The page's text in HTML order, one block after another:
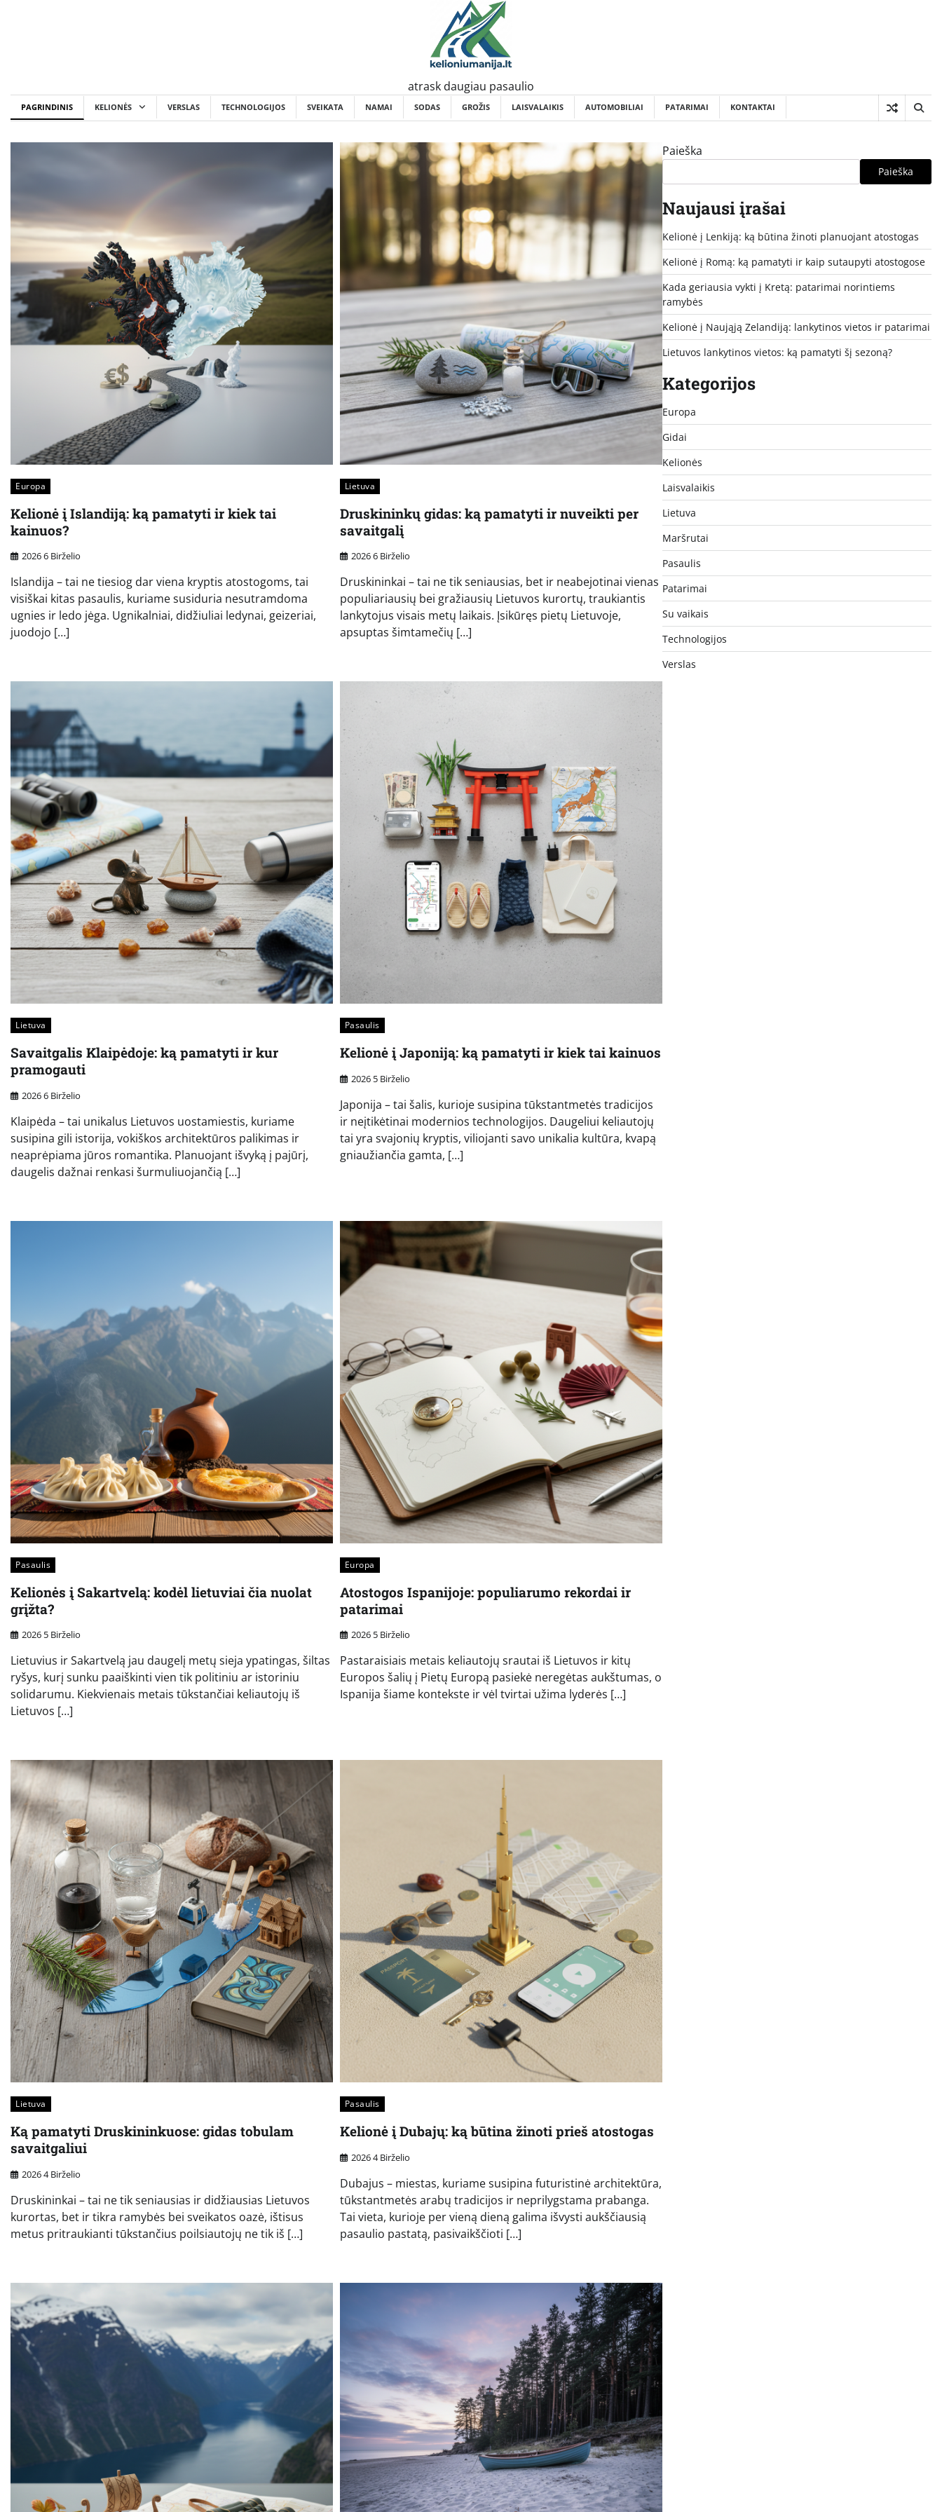
atrask daugiau pasaulio
PAGRINDINIS KELIONĖS VERSLAS TECHNOLOGIJOS SVEIKATA NAMAI SODAS GROŽIS LAISVALAIKIS AUTOMOBILIAI PATARIMAI KONTAKTAI
Europa
Kelionė į Islandiją: ką pamatyti ir kiek tai
kainuos?
2026 6 Birželio
Islandija – tai ne tiesiog dar viena kryptis atostogoms, tai
visiškai kitas pasaulis, kuriame susiduria nesutramdoma
ugnies ir ledo jėga. Ugnikalniai, didžiuliai ledynai, geizeriai,
juodojo […]
Lietuva
Druskininkų gidas: ką pamatyti ir nuveikti per
savaitgalį
2026 6 Birželio
Druskininkai – tai ne tik seniausias, bet ir neabejotinai vienas
populiariausių bei gražiausių Lietuvos kurortų, traukiantis
lankytojus visais metų laikais. Įsikūręs pietų Lietuvoje,
apsuptas šimtamečių […]
Lietuva
Savaitgalis Klaipėdoje: ką pamatyti ir kur
pramogauti
2026 6 Birželio
Klaipėda – tai unikalus Lietuvos uostamiestis, kuriame
susipina gili istorija, vokiškos architektūros palikimas ir
neaprėpiama jūros romantika. Planuojant išvyką į pajūrį,
daugelis dažnai renkasi šurmuliuojančią […]
Pasaulis
Kelionė į Japoniją: ką pamatyti ir kiek tai kainuos
2026 5 Birželio
Japonija – tai šalis, kurioje susipina tūkstantmetės tradicijos
ir neįtikėtinai modernios technologijos. Daugeliui keliautojų
tai yra svajonių kryptis, viliojanti savo unikalia kultūra, kvapą
gniaužiančia gamta, […]
Pasaulis
Kelionės į Sakartvelą: kodėl lietuviai čia nuolat
grįžta?
2026 5 Birželio
Lietuvius ir Sakartvelą jau daugelį metų sieja ypatingas, šiltas
ryšys, kurį sunku paaiškinti vien tik politiniu ar istoriniu
solidarumu. Kiekvienais metais tūkstančiai keliautojų iš
Lietuvos […]
Europa
Atostogos Ispanijoje: populiarumo rekordai ir
patarimai
2026 5 Birželio
Pastaraisiais metais keliautojų srautai iš Lietuvos ir kitų
Europos šalių į Pietų Europą pasiekė neregėtas aukštumas, o
Ispanija šiame kontekste ir vėl tvirtai užima lyderės […]
Lietuva
Ką pamatyti Druskininkuose: gidas tobulam
savaitgaliui
2026 4 Birželio
Druskininkai – tai ne tik seniausias ir didžiausias Lietuvos
kurortas, bet ir tikra ramybės bei sveikatos oazė, ištisus
metus pritraukianti tūkstančius poilsiautojų ne tik iš […]
Pasaulis
Kelionė į Dubajų: ką būtina žinoti prieš atostogas
2026 4 Birželio
Dubajus – miestas, kuriame susipina futuristinė architektūra,
tūkstantmetės arabų tradicijos ir neprilygstama prabanga.
Tai vieta, kurioje per vieną dieną galima išvysti aukščiausią
pasaulio pastatą, pasivaikščioti […]
Paieška
Paieška
Naujausi įrašai
Kelionė į Lenkiją: ką būtina žinoti planuojant atostogas
Kelionė į Romą: ką pamatyti ir kaip sutaupyti atostogose
Kada geriausia vykti į Kretą: patarimai norintiems
ramybės
Kelionė į Naująją Zelandiją: lankytinos vietos ir patarimai
Lietuvos lankytinos vietos: ką pamatyti šį sezoną?
Kategorijos
Europa
Gidai
Kelionės
Laisvalaikis
Lietuva
Maršrutai
Pasaulis
Patarimai
Su vaikais
Technologijos
Verslas